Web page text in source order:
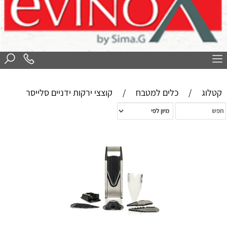
קטלוג / כלים למטבח / קוצצי ירקות ידניים סלייסר